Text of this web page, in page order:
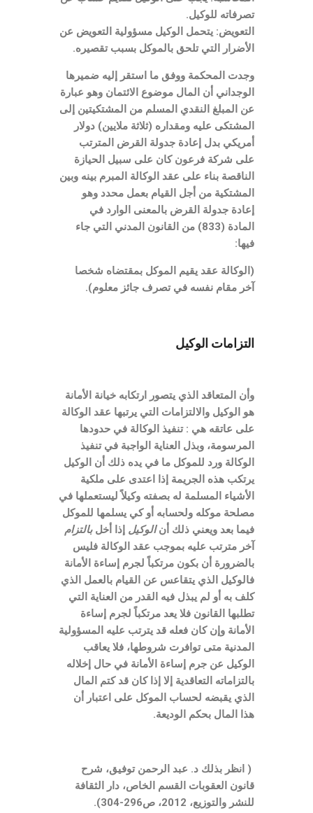
تصرفاته للوكيل.
التعويض: يتحمل الوكيل مسؤولية التعويض عن
الأضرار التي تلحق بالموكل بسبب تقصيره.
وجدت المحكمة ووفق ما استقر إليه ضميرها
الوجداني أن المال موضوع الائتمان وهو عبارة
عن المبلغ النقدي المسلم من المشتكيتين إلى
المشتكى عليه ومقداره (ثلاثة ملايين) دولار
أمريكي بدل إعادة جدولة القرض المترتب
على شركة فرعون كان على سبيل الحيازة
الناقصة بناء على عقد الوكالة المبرم بينه وبين
المشتكية من أجل القيام بعمل محدد وهو
إعادة جدولة القرض بالمعنى الوارد في
المادة (833)
من القانون المدني التي جاء
فيها:
( الوكالة عقد يقيم الموكل بمقتضاه شخصا
آخر مقام نفسه في تصرف جائز معلوم).
التزامات الوكيل
وأن المتعاقد الذي يتصور ارتكابه خيانة الأمانة
هو الوكيل والالتزامات التي يرتبها عقد الوكالة
على عاتقه هي :تنفيذ الوكالة في حدودها
المرسومة، وبذل العناية الواجبة في تنفيذ
الوكالة ورد للموكل ما في يده ذلك أن الوكيل
يرتكب هذه الجريمة إذا اعتدى على ملكية
الأشياء المسلمة له بصفته وكيلاً ليستعملها في
مصلحة موكله ولحسابه أو كي يسلمها للموكل
فيما بعد ويعني ذلك أنالوكيل إذا أخلبالتزام
آخر مترتب عليه بموجب عقد الوكالة فليس
بالضرورة أن بكون مرتكباً لجرم إساءة الأمانة
فالوكيل الذي يتقاعس عن القيام بالعمل الذي
كلف به أو لم يبذل فيه القدر من العناية التي
تطلبها القانون فلا يعد مرتكباً لجرم إساءة
الأمانة وإن كان فعله قد يترتب عليه المسؤولية
المدنية متى توافرت شروطها، فلا يعاقب
الوكيل عن جرم إساءة الأمانة في حال إخلاله
بالتزاماته التعاقدية إلا إذا كان قد كتم المال
الذي يقبضه لحساب الموكل على اعتبار أن
هذا المال بحكم الوديعة.
( انظر بذلك د. عبد الرحمن توفيق، شرح
قانون العقوبات القسم الخاص، دار الثقافة
للنشر والتوزيع، 2012، ص296-304).